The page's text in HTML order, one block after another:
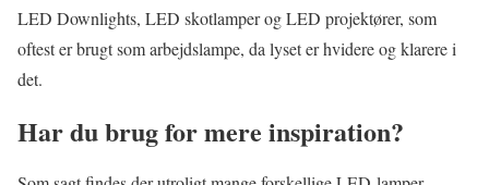
LED Downlights, LED skotlamper og LED projektører, som
oftest er brugt som arbejdslampe, da lyset er hvidere og klarere i
det.
Har du brug for mere inspiration?